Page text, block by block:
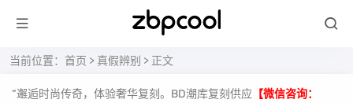
当前位置： 首页 > 真假辨别 > 正文
“邂逅时尚传奇，体验奢华复刻。BD潮库复刻供应 【微信咨询：